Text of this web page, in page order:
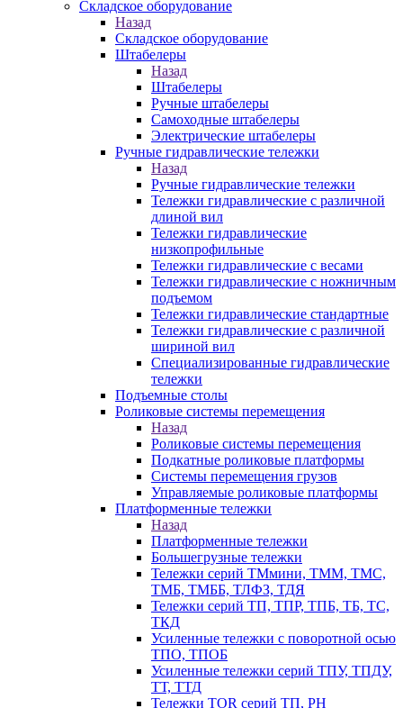
Складское оборудование
Назад
Складское оборудование
Штабелеры
Назад
Штабелеры
Ручные штабелеры
Самоходные штабелеры
Электрические штабелеры
Ручные гидравлические тележки
Назад
Ручные гидравлические тележки
Тележки гидравлические с различной
длиной вил
Тележки гидравлические
низкопрофильные
Тележки гидравлические с весами
Тележки гидравлические с ножничным
подъемом
Тележки гидравлические стандартные
Тележки гидравлические с различной
шириной вил
Специализированные гидравлические
тележки
Подъемные столы
Роликовые системы перемещения
Назад
Роликовые системы перемещения
Подкатные роликовые платформы
Системы перемещения грузов
Управляемые роликовые платформы
Платформенные тележки
Назад
Платформенные тележки
Большегрузные тележки
Тележки серий ТМмини, ТММ, ТМС,
ТМБ, ТМББ, ТЛФЗ, ТДЯ
Тележки серий ТП, ТПР, ТПБ, ТБ, ТС,
ТКД
Усиленные тележки с поворотной осью
ТПО, ТПОБ
Усиленные тележки серий ТПУ, ТПДУ,
ТТ, ТТД
Тележки TOR серий ТП, PH